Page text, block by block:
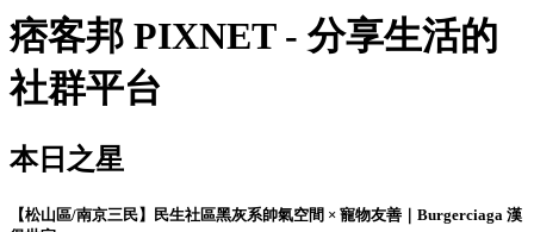
痞客邦 PIXNET - 分享生活的
社群平台
本日之星
【松山區/南京三民】民生社區黑灰系帥氣空間 × 寵物友善｜Burgerciaga 漢